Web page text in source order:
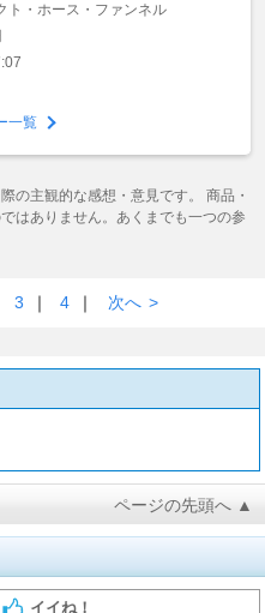
ト・ホース・ファンネル
一覧
の主観的な感想・意見です。 商品・
はありません。あくまでも一つの参
3 ｜ 4 ｜ 次へ >
ページの先頭へ ▲
イイね！